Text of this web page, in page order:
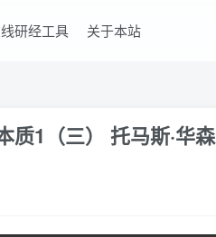
研经工具 关于本站
质1（三） 托马斯·华森